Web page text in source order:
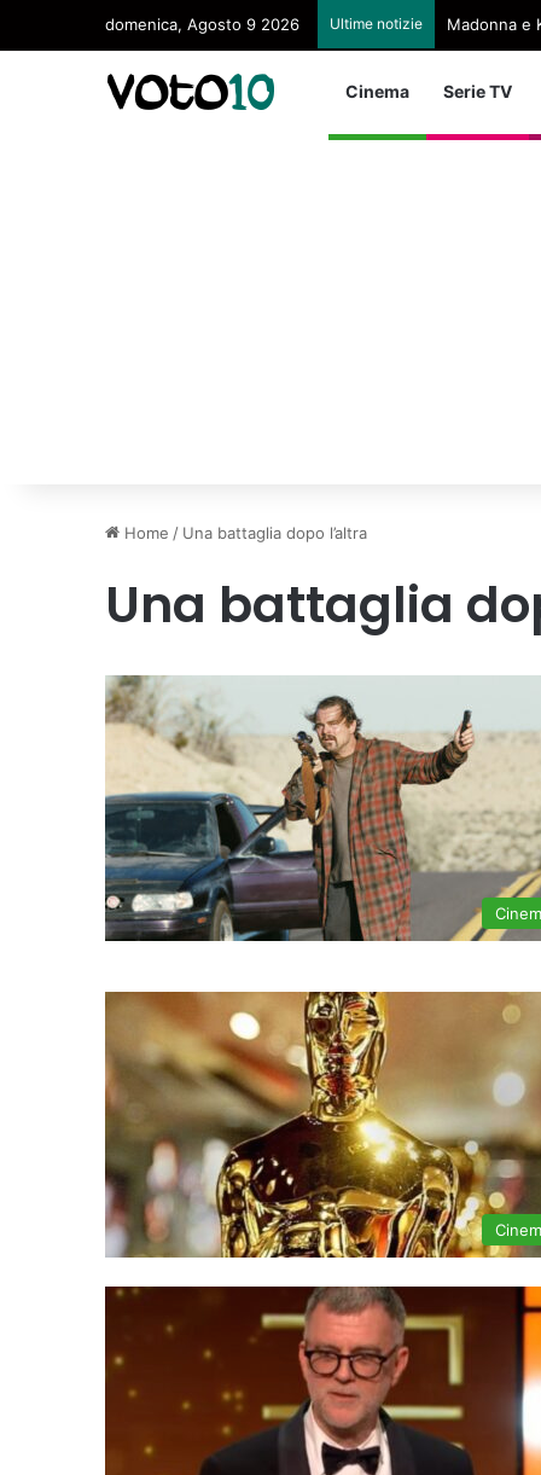
domenica, Agosto 9 2026 Ultime notizie Madonna e
Cinema Serie TV
Home / Una battaglia dopo l’altra
Una battaglia